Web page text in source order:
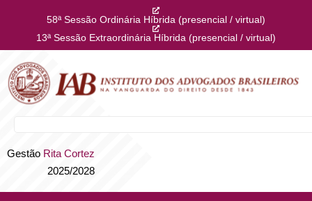
58ª Sessão Ordinária Híbrida (presencial / virtual)
13ª Sessão Extraordinária Híbrida (presencial / virtual)
Gestão Rita Cortez
2025/2028